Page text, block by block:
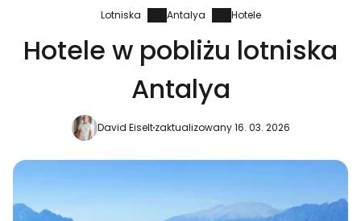
Lotniska Antalya Hotele
Hotele w pobliżu lotniska
Antalya
David Eiseltzaktualizowany 16. 03. 2026
Cestee
... światowej społeczności podróżniczej
Kontynuuj z Google